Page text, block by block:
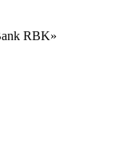
RBK»